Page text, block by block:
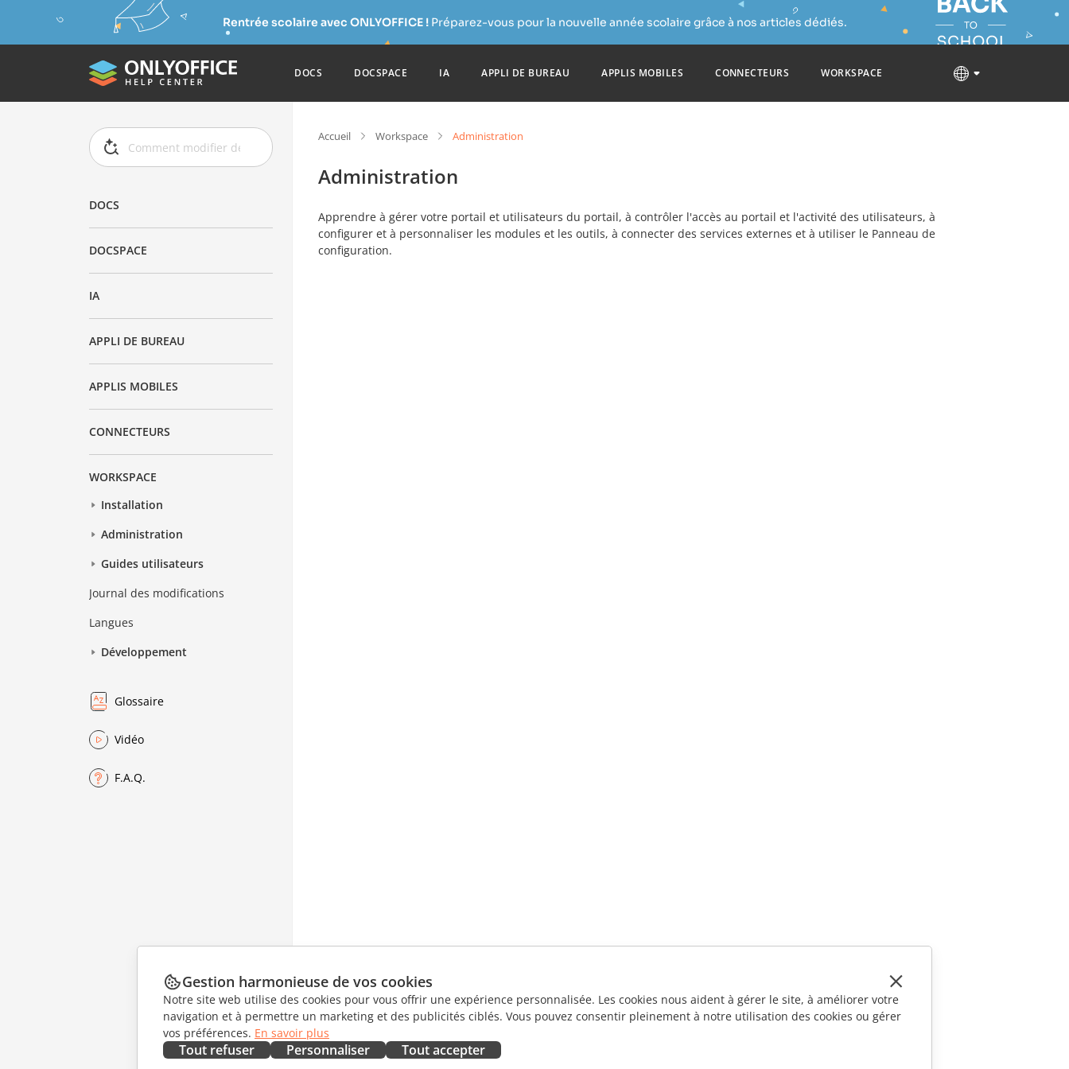
Rentrée scolaire avec ONLYOFFICE !Préparez-vous pour la nouvelle année scolaire grâce à nos articles dédiés.
DOCS DOCSPACE IA APPLI DE BUREAU APPLIS MOBILES CONNECTEURS WORKSPACE
DOCS
DOCSPACE
IA
APPLI DE BUREAU
APPLIS MOBILES
CONNECTEURS
WORKSPACE
Installation
Administration
Guides utilisateurs
Journal des modifications
Langues
Développement
Glossaire
Vidéo
F.A.Q.
Accueil Workspace Administration
Administration
Apprendre à gérer votre portail et utilisateurs du portail, à contrôler l'accès au portail et l'activité des utilisateurs, à
configurer et à personnaliser les modules et les outils, à connecter des services externes et à utiliser le Panneau de
configuration.
Gestion harmonieuse de vos cookies
Notre site web utilise des cookies pour vous offrir une expérience personnalisée. Les cookies nous aident à gérer le site, à améliorer votre
navigation et à permettre un marketing et des publicités ciblés. Vous pouvez consentir pleinement à notre utilisation des cookies ou gérer
vos préférences. En savoir plus
Tout refuser Personnaliser Tout accepter